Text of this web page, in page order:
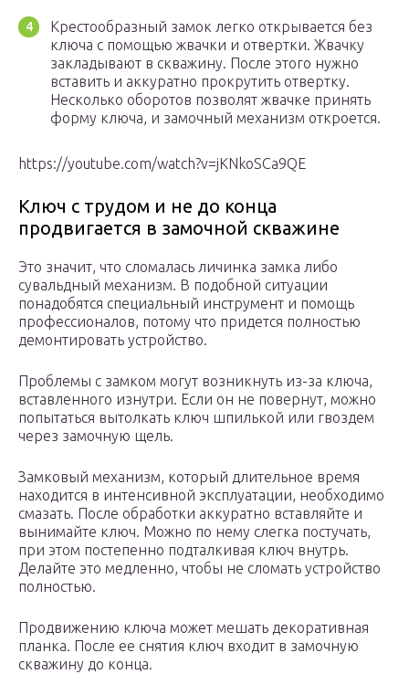
Крестообразный замок легко открывается без
ключа с помощью жвачки и отвертки. Жвачку
закладывают в скважину. После этого нужно
вставить и аккуратно прокрутить отвертку.
Несколько оборотов позволят жвачке принять
форму ключа, и замочный механизм откроется.
https://youtube.com/watch?v=jKNkoSCa9QE
Ключ с трудом и не до конца
продвигается в замочной скважине
Это значит, что сломалась личинка замка либо
сувальдный механизм. В подобной ситуации
понадобятся специальный инструмент и помощь
профессионалов, потому что придется полностью
демонтировать устройство.
Проблемы с замком могут возникнуть из-за ключа,
вставленного изнутри. Если он не повернут, можно
попытаться вытолкать ключ шпилькой или гвоздем
через замочную щель.
Замковый механизм, который длительное время
находится в интенсивной эксплуатации, необходимо
смазать. После обработки аккуратно вставляйте и
вынимайте ключ. Можно по нему слегка постучать,
при этом постепенно подталкивая ключ внутрь.
Делайте это медленно, чтобы не сломать устройство
полностью.
Продвижению ключа может мешать декоративная
планка. После ее снятия ключ входит в замочную
скважину до конца.